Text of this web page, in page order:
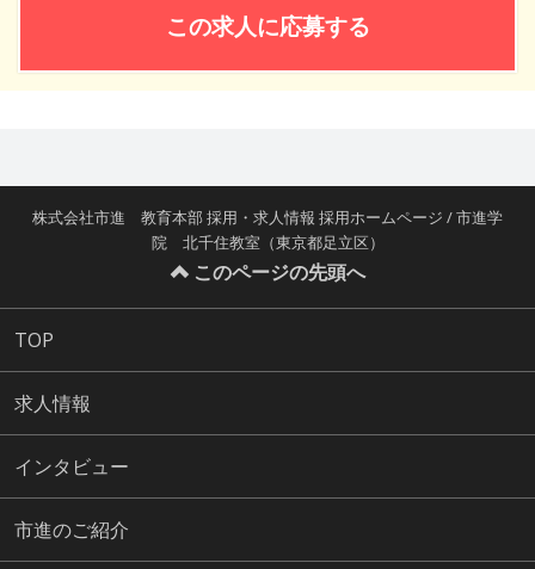
この求人に応募する
株式会社市進 教育本部 採用・求人情報 採用ホームページ / 市進学
院 北千住教室（東京都足立区）
このページの先頭へ
TOP
求人情報
インタビュー
市進のご紹介